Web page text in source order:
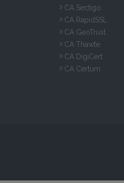
CA Sectigo
CA RapidSSL
CA GeoTrust
CA Thawte
CA DigiCert
CA Certum